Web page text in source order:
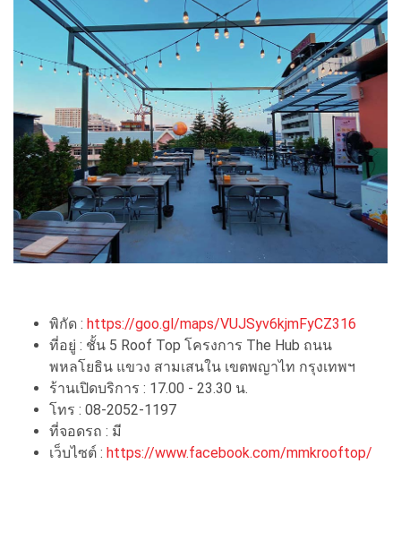
พิกัด : https://goo.gl/maps/VUJSyv6kjmFyCZ316
ที่อยู่ : ชั้น 5 Roof Top โครงการ The Hub ถนน
พหลโยธิน แขวง สามเสนใน เขตพญาไท กรุงเทพฯ
ร้านเปิดบริการ : 17.00 - 23.30 น.
โทร : 08-2052-1197
ที่จอดรถ : มี
เว็บไซต์ : https://www.facebook.com/mmkrooftop/